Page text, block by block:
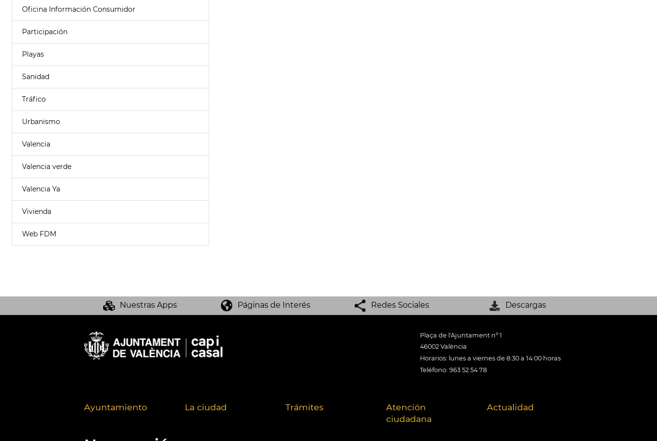
Oficina Información Consumidor
Participación
Playas
Sanidad
Tráfico
Urbanismo
Valencia
Valencia verde
Valencia Ya
Vivienda
Web FDM
Nuestras Apps Páginas de Interés Redes Sociales Descargas
Plaça de l'Ajuntament nº 1
46002 València
Horarios: lunes a viernes de 8:30 a 14:00 horas
Teléfono: 963 52 54 78
Ayuntamiento La ciudad Trámites
Atención
ciudadana
Actualidad